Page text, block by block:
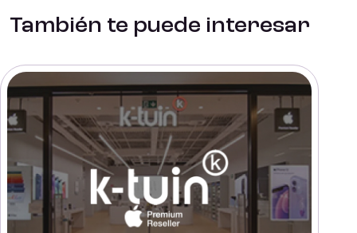
También te puede interesar